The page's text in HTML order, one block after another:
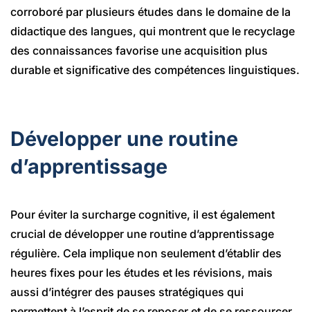
corroboré par plusieurs études dans le domaine de la
didactique des langues, qui montrent que le recyclage
des connaissances favorise une acquisition plus
durable et significative des compétences linguistiques.
Développer une routine
d’apprentissage
Pour éviter la surcharge cognitive, il est également
crucial de développer une routine d’apprentissage
régulière. Cela implique non seulement d’établir des
heures fixes pour les études et les révisions, mais
aussi d’intégrer des pauses stratégiques qui